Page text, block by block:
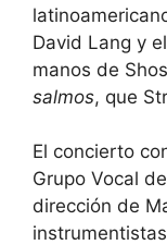
David Lang y
manos de
salmos, que
El concierto
Grupo Vocal
dirección de